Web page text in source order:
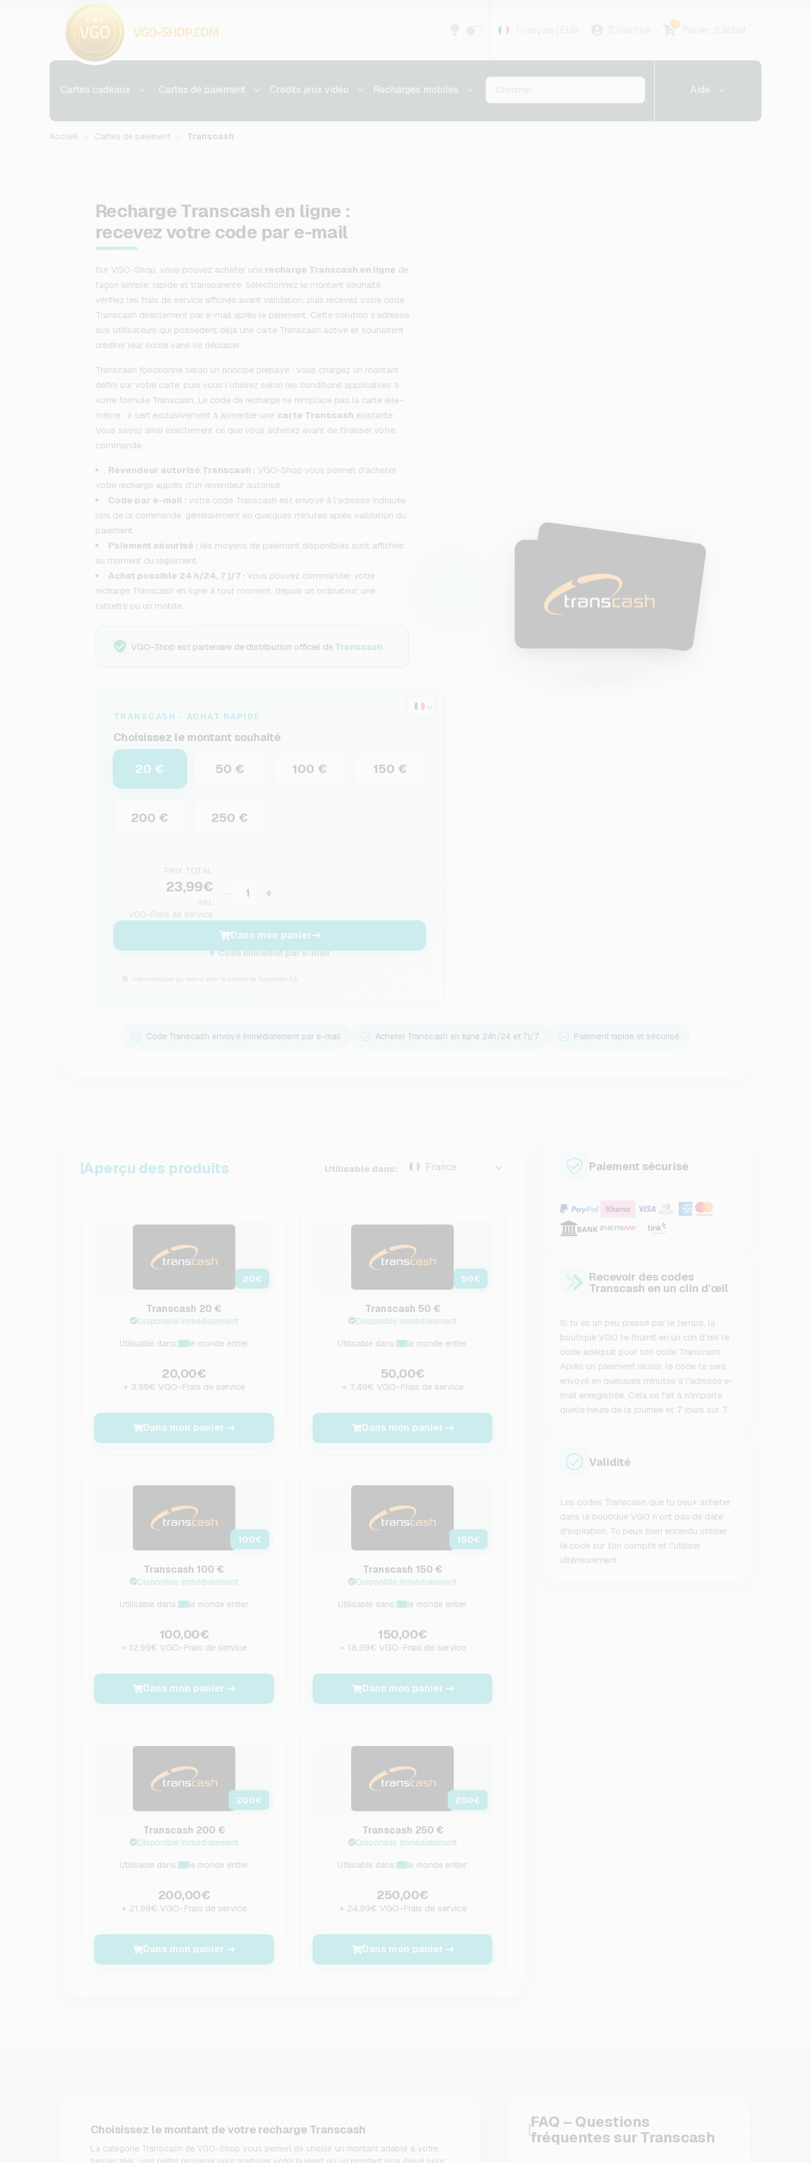
0
Cartes cadeaux Cartes de paiement Credits jeux video Recharges mobiles Aide
Accueil Cartes de paiement Transcash
Recharge Transcash en ligne :
recevez votre code par e-mail
Sur VGO-Shop, vous pouvez acheter une recharge Transcash en ligne de
façon simple, rapide et transparente. Sélectionnez le montant souhaité,
vérifiez les frais de service affichés avant validation, puis recevez votre code
Transcash directement par e-mail après le paiement. Cette solution s’adresse
aux utilisateurs qui possèdent déjà une carte Transcash active et souhaitent
créditer leur solde sans se déplacer.
Transcash fonctionne selon un principe prépayé : vous chargez un montant
défini sur votre carte, puis vous l’utilisez selon les conditions applicables à
votre formule Transcash. Le code de recharge ne remplace pas la carte elle-
même ; il sert exclusivement à alimenter une carte Transcash existante.
Vous savez ainsi exactement ce que vous achetez avant de finaliser votre
commande.
Revendeur autorisé Transcash : VGO-Shop vous permet d’acheter
votre recharge auprès d’un revendeur autorisé.
Code par e-mail : votre code Transcash est envoyé à l’adresse indiquée
lors de la commande, généralement en quelques minutes après validation du
paiement.
Paiement sécurisé : les moyens de paiement disponibles sont affichés
au moment du règlement.
Achat possible 24 h/24, 7 j/7 : vous pouvez commander votre
recharge Transcash en ligne à tout moment, depuis un ordinateur, une
tablette ou un mobile.
VGO-Shop est partenaire de distribution officiel de Transcash
TRANSCASH - ACHAT RAPIDE
Choisissez le montant souhaité
20 € 50 € 100 € 150 €
200 € 250 €
PRIX TOTAL
23,99€
inkl.
VGO-Frais de service
+
Dans mon panier
Code immédiat par e-mail
Intermédiation au nom et pour le compte de Paynovate SA
Code Transcash envoyé immédiatement par e-mail Acheter Transcash en ligne 24h/24 et 7j/7 Paiement rapide et sécurisé
Aperçu des produits Utilisable dans: France
20€
Transcash 20 €
Disponible immédiatement
Utilisable dans: le monde entier
20,00€
+ 3,99€ VGO-Frais de service
Dans mon panier
50€
Transcash 50 €
Disponible immédiatement
Utilisable dans: le monde entier
50,00€
+ 7,49€ VGO-Frais de service
Dans mon panier
100€
Transcash 100 €
Disponible immédiatement
Utilisable dans: le monde entier
100,00€
+ 12,99€ VGO-Frais de service
Dans mon panier
150€
Transcash 150 €
Disponible immédiatement
Utilisable dans: le monde entier
150,00€
+ 18,99€ VGO-Frais de service
Dans mon panier
200€
Transcash 200 €
Disponible immédiatement
Utilisable dans: le monde entier
200,00€
+ 21,99€ VGO-Frais de service
Dans mon panier
250€
Transcash 250 €
Disponible immédiatement
Utilisable dans: le monde entier
250,00€
+ 24,99€ VGO-Frais de service
Dans mon panier
Paiement sécurisé
Recevoir des codes
Transcash en un clin d'œil
Si tu es un peu pressé par le temps, la
boutique VGO te fournit en un clin d'œil le
code adéquat pour ton code Transcash.
Après un paiement réussi, le code te sera
envoyé en quelques minutes à l'adresse e-
mail enregistrée. Cela se fait à n'importe
quelle heure de la journée et 7 jours sur 7.
Validité
Les codes Transcash que tu peux acheter
dans la boutique VGO n'ont pas de date
d'expiration. Tu peux bien entendu utiliser
le code sur ton compte et l'utiliser
ultérieurement.
Choisissez le montant de votre recharge Transcash
La catégorie Transcash de VGO-Shop vous permet de choisir un montant adapté à votre
FAQ – Questions
fréquentes sur Transcash